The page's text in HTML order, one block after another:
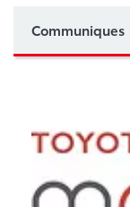
Communiques